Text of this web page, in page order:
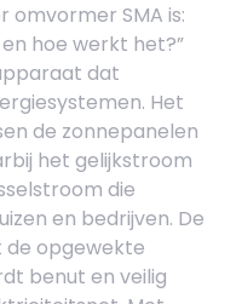
omvormer SMA is:
hoe werkt het?”
dat
Het
de zonnepanelen
het gelijkstroom
die
en bedrijven. De
opgewekte
benut en veilig